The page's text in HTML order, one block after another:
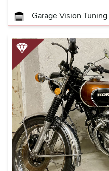
Garage Vision